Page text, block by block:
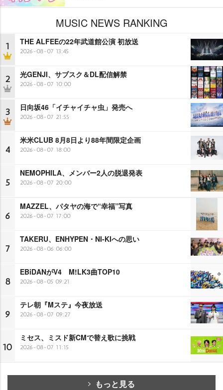
MUSIC NEWS RANKING
1 THE ALFEEの22年武道館公演 初放送
2026-08-07 13:45
2 光GENJI、サブスク＆DL配信解禁
2026-08-07 10:00
3 日向坂46「イチャイチャ虫」発売へ
2026-08-07 21:55
4
米米CLUB 8月8日より88年間限定企画
2026-08-07 18:00
5
NEMOPHILA、メンバー2人の脱退発表
2026-08-07 20:00
6
MAZZEL、パタヤの海で“幸福”写真
2026-08-07 17:00
7
TAKERU、ENHYPEN・NI-KIへの思い
2026-08-06 06:00
8
EBiDANがV4 M!LK3曲TOP10
2026-08-05 09:21
9
テレ朝『Mステ』今夜放送
2026-08-07 09:27
10
ミセス、ミスド新CMで替え歌に挑戦
2026-08-07 11:15
もっと見る